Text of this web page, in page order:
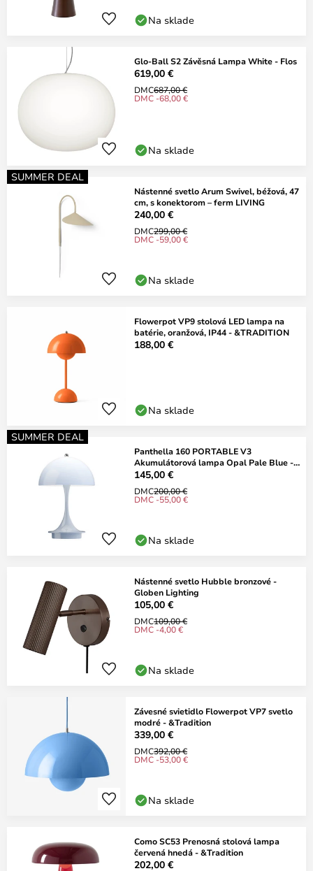
Na sklade
Glo-Ball S2 Závěsná Lampa White - Flos
619,00 €
DMC687,00 €
DMC -68,00 €
Na sklade
SUMMER DEAL
Nástenné svetlo Arum Swivel, béžová, 47
cm, s konektorom – ferm LIVING
240,00 €
DMC299,00 €
DMC -59,00 €
Na sklade
Flowerpot VP9 stolová LED lampa na
batérie, oranžová, IP44 - &TRADITION
188,00 €
Na sklade
SUMMER DEAL
Panthella 160 PORTABLE V3
Akumulátorová lampa Opal Pale Blue -
Louis Poulsen
145,00 €
DMC200,00 €
DMC -55,00 €
Na sklade
Nástenné svetlo Hubble bronzové -
Globen Lighting
105,00 €
DMC109,00 €
DMC -4,00 €
Na sklade
Závesné svietidlo Flowerpot VP7 svetlo
modré - &Tradition
339,00 €
DMC392,00 €
DMC -53,00 €
Na sklade
Como SC53 Prenosná stolová lampa
červená hnedá - &Tradition
202,00 €